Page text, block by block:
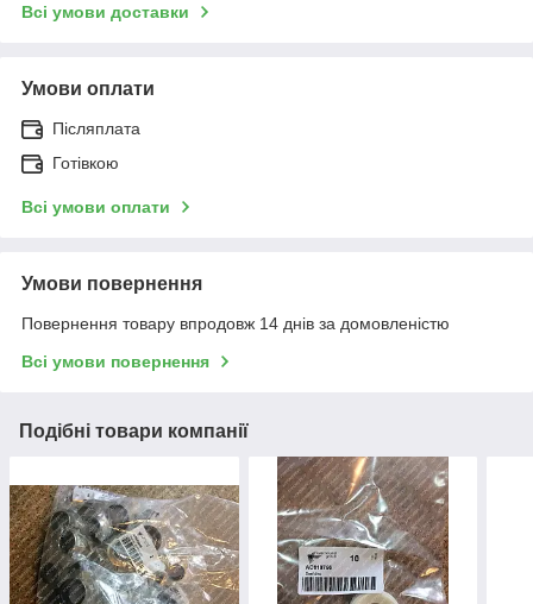
Всі умови доставки
Умови оплати
Післяплата
Готівкою
Всі умови оплати
Умови повернення
Повернення товару впродовж 14 днів за домовленістю
Всі умови повернення
Подібні товари компанії